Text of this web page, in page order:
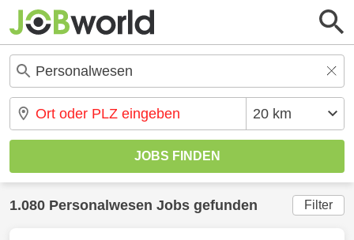
1.080 Personalwesen Jobs gefunden Filter